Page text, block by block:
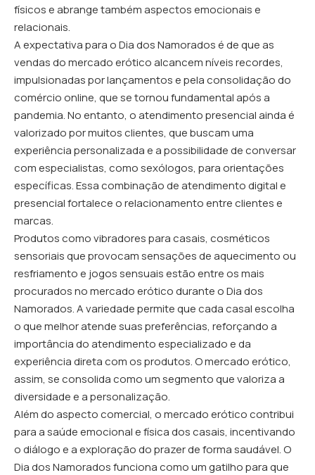
físicos e abrange também aspectos emocionais e
relacionais.
A expectativa para o Dia dos Namorados é de que as
vendas do mercado erótico alcancem níveis recordes,
impulsionadas por lançamentos e pela consolidação do
comércio online, que se tornou fundamental após a
pandemia. No entanto, o atendimento presencial ainda é
valorizado por muitos clientes, que buscam uma
experiência personalizada e a possibilidade de conversar
com especialistas, como sexólogos, para orientações
específicas. Essa combinação de atendimento digital e
presencial fortalece o relacionamento entre clientes e
marcas.
Produtos como vibradores para casais, cosméticos
sensoriais que provocam sensações de aquecimento ou
resfriamento e jogos sensuais estão entre os mais
procurados no mercado erótico durante o Dia dos
Namorados. A variedade permite que cada casal escolha
o que melhor atende suas preferências, reforçando a
importância do atendimento especializado e da
experiência direta com os produtos. O mercado erótico,
assim, se consolida como um segmento que valoriza a
diversidade e a personalização.
Além do aspecto comercial, o mercado erótico contribui
para a saúde emocional e física dos casais, incentivando
o diálogo e a exploração do prazer de forma saudável. O
Dia dos Namorados funciona como um gatilho para que